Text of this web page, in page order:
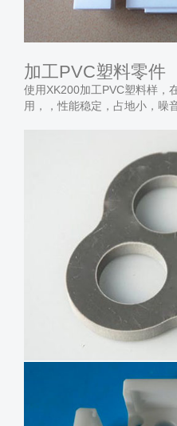
加工PVC塑料零件
使用XK200加工PVC塑料样，
用，，性能稳定，占地小，噪